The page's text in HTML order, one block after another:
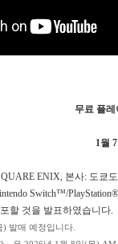
무료 플레
1월
ENIX, 본사: 도쿄
Switch™/
할 것을 발표하였습니다.
발매 예정입니다.